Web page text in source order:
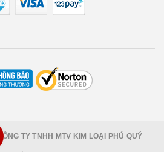
CÔNG TY TNHH MTV KIM LOẠI PHÚ QUÝ